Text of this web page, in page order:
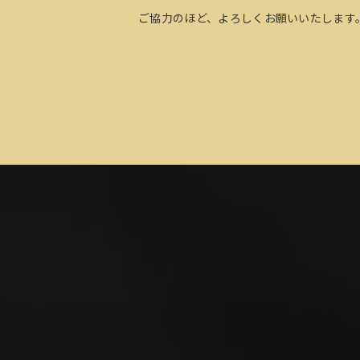
ご協力のほど、よろしくお願いいたします